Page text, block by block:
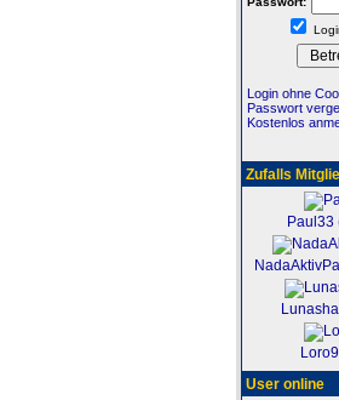
Login ohne
Passwort
Kostenlos
Zufalls
Paul33
User online